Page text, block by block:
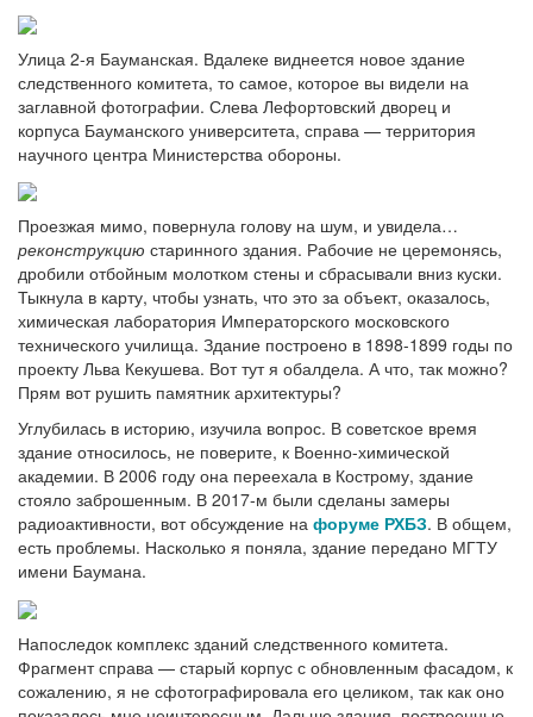
Улица 2-я Бауманская. Вдалеке виднеется новое здание
следственного комитета, то самое, которое вы видели на
заглавной фотографии. Слева Лефортовский дворец и
корпуса Бауманского университета, справа — территория
научного центра Министерства обороны.
Проезжая мимо, повернула голову на шум, и увидела…
реконструкцию старинного здания. Рабочие не церемонясь,
дробили отбойным молотком стены и сбрасывали вниз куски.
Тыкнула в карту, чтобы узнать, что это за объект, оказалось,
химическая лаборатория Императорского московского
технического училища. Здание построено в 1898-1899 годы по
проекту Льва Кекушева. Вот тут я обалдела. А что, так можно?
Прям вот рушить памятник архитектуры?
Углубилась в историю, изучила вопрос. В советское время
здание относилось, не поверите, к Военно-химической
академии. В 2006 году она переехала в Кострому, здание
стояло заброшенным. В 2017-м были сделаны замеры
радиоактивности, вот обсуждение на форуме РХБЗ. В общем,
есть проблемы. Насколько я поняла, здание передано МГТУ
имени Баумана.
Напоследок комплекс зданий следственного комитета.
Фрагмент справа — старый корпус с обновленным фасадом, к
сожалению, я не сфотографировала его целиком, так как оно